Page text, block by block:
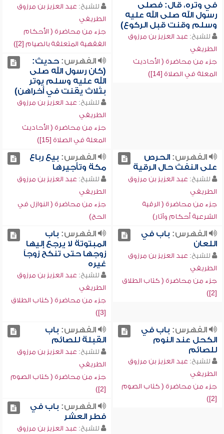
في وتره، قال: فصلى
رسول الله صلى الله عليه
وسلم وقنت قبل الركوع)
للشيخ: عبد العزيز بن مرزوق
الطريفي
جزء من محاضرة ( الأحاديث
المعلة في الصلاة [14])
للشيخ: عبد العزيز بن مرزوق
الطريفي
جزء من محاضرة ( الأحكام
الفقهية المتعلقة بالصيام [2])
الفهرس:حديث:
(كان رسول الله صلى
الله عليه وسلم يوتر
بثلاث يقنت في أخراهن)
للشيخ: عبد العزيز بن مرزوق
الطريفي
جزء من محاضرة ( الأحاديث
المعلة في الصلاة [15])
الفهرس:الحرص
على النفث حال الرقية
للشيخ: عبد العزيز بن مرزوق
الطريفي
جزء من محاضرة ( الرقية
الشرعية أحكام وآثار)
الفهرس: بيع رباع
مكة وتأجيرها
للشيخ: عبد العزيز بن مرزوق
الطريفي
جزء من محاضرة ( النوازل في
الحج)
الفهرس: باب في
اللعان
للشيخ: عبد العزيز بن مرزوق
الطريفي
جزء من محاضرة ( كتاب الطلاق
[2])
الفهرس: باب
المبتوتة لا يرجع إليها
زوجها حتى تنكح زوجاً
غيره
للشيخ: عبد العزيز بن مرزوق
الطريفي
جزء من محاضرة ( كتاب الطلاق
[3])
الفهرس: باب في
الكحل عند النوم
للصائم
للشيخ: عبد العزيز بن مرزوق
الطريفي
جزء من محاضرة ( كتاب الصوم
[2])
الفهرس: باب
القبلة للصائم
للشيخ: عبد العزيز بن مرزوق
الطريفي
جزء من محاضرة ( كتاب الصوم
[2])
الفهرس: باب في
فطر العشر
للشيخ: عبد العزيز بن مرزوق